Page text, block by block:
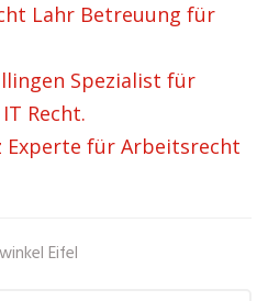
Lahr Betreuung für
Spezialist für
Recht.
Experte für Arbeitsrecht
Eifel